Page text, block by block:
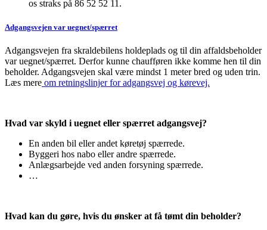
os straks på 86 52 52 11.
Adgangsvejen var uegnet/spærret
Adgangsvejen fra skraldebilens holdeplads og til din affaldsbeholder
var uegnet/spærret. Derfor kunne chaufføren ikke komme hen til din
beholder. Adgangsvejen skal være mindst 1 meter bred og uden trin.
Læs mere om retningslinjer for adgangsvej og kørevej.
Hvad var skyld i uegnet eller spærret adgangsvej?
En anden bil eller andet køretøj spærrede.
Byggeri hos nabo eller andre spærrede.
Anlægsarbejde ved anden forsyning spærrede.
…
Hvad kan du gøre, hvis du ønsker at få tømt din beholder?